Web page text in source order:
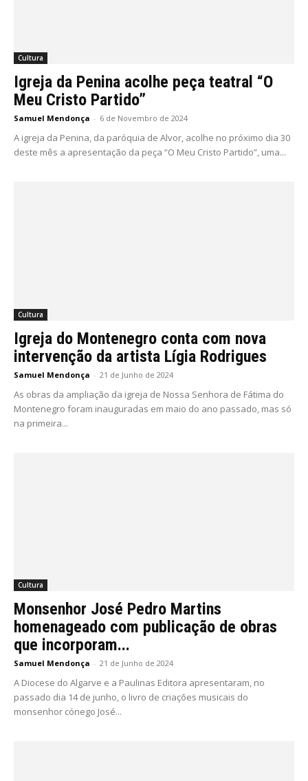
Cultura
Igreja da Penina acolhe peça teatral “O
Meu Cristo Partido”
Samuel Mendonça - 6 de Novembro de 2024
A igreja da Penina, da paróquia de Alvor, acolhe no próximo dia 30
deste mês a apresentação da peça “O Meu Cristo Partido”, uma...
Cultura
Igreja do Montenegro conta com nova
intervenção da artista Lígia Rodrigues
Samuel Mendonça - 21 de Junho de 2024
As obras da ampliação da igreja de Nossa Senhora de Fátima do
Montenegro foram inauguradas em maio do ano passado, mas só
na primeira...
Cultura
Monsenhor José Pedro Martins
homenageado com publicação de obras
que incorporam...
Samuel Mendonça - 21 de Junho de 2024
A Diocese do Algarve e a Paulinas Editora apresentaram, no
passado dia 14 de junho, o livro de criações musicais do
monsenhor cónego José...